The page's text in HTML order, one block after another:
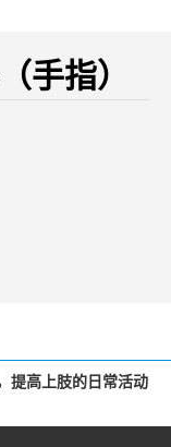
手指）
提高上肢的日常活动